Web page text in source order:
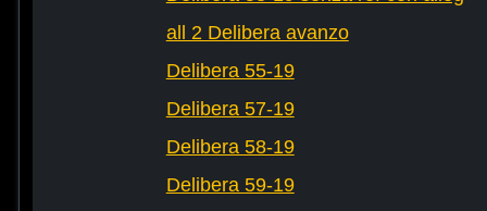
all 2 Delibera avanzo
Delibera 55-19
Delibera 57-19
Delibera 58-19
Delibera 59-19